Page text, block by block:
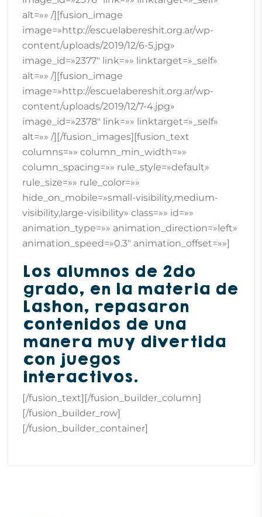
alt=»» /][fusion_image
image=»http://escuelabereshit.org.ar/wp-
content/uploads/2019/12/6-5.jpg»
image_id=»2377″ link=»» linktarget=»_self»
alt=»» /][fusion_image
image=»http://escuelabereshit.org.ar/wp-
content/uploads/2019/12/7-4.jpg»
image_id=»2378″ link=»» linktarget=»_self»
alt=»» /][/fusion_images][fusion_text
columns=»» column_min_width=»»
column_spacing=»» rule_style=»default»
rule_size=»» rule_color=»»
hide_on_mobile=»small-visibility,medium-
visibility,large-visibility» class=»» id=»»
animation_type=»» animation_direction=»left»
animation_speed=»0.3″ animation_offset=»»]
Los alumnos de 2do
grado, en la materia de
Lashon, repasaron
contenidos de una
manera muy divertida
con juegos
interactivos.
[/fusion_text][/fusion_builder_column]
[/fusion_builder_row]
[/fusion_builder_container]